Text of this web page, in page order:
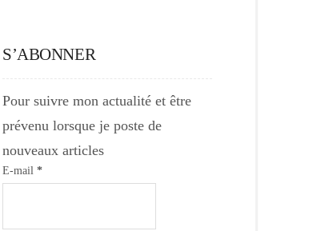
S’ABONNER
Pour suivre mon actualité et être
prévenu lorsque je poste de
nouveaux articles
E-mail *